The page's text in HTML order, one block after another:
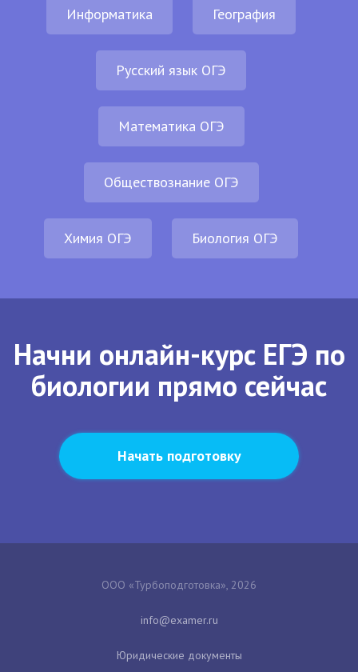
Информатика География
Русский язык ОГЭ
Математика ОГЭ
Обществознание ОГЭ
Химия ОГЭ Биология ОГЭ
Начни онлайн-курс ЕГЭ по
биологии прямо сейчас
Начать подготовку
ООО «Турбоподготовка», 2026
Юридические документы